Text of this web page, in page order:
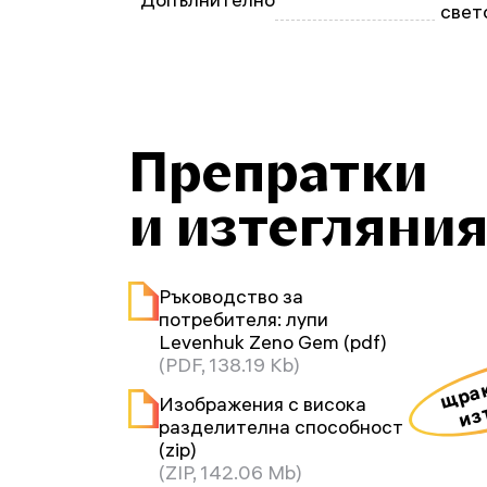
Препратки
и изтегляния
Ръководство за
потребителя: лупи
Levenhuk Zeno Gem (pdf)
(PDF, 138.19 Kb)
Изображения с висока
разделителна способност
(zip)
(ZIP, 142.06 Mb)